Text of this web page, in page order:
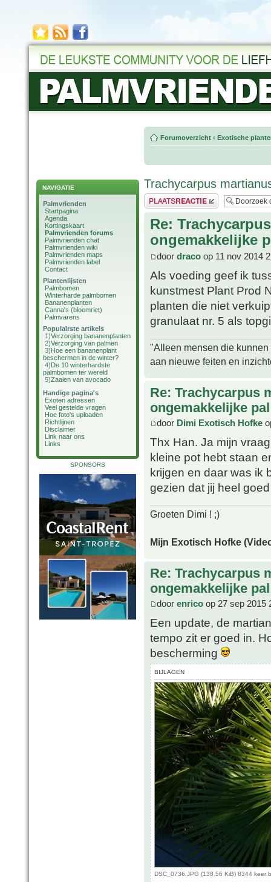
NAVIGATIE
Palmvrienden
Startpagina
Agenda
Kortingskaart
Palmvrienden forums
Palmvrienden chat
Palmvrienden wiki
Palmvrienden maps
Palmvrienden label
Contact
Plantenlijsten
Palmbomen
Winterharde palmbomen
Bananenplanten
Canna's (bloemriet)
Palmvarens
Populairste artikels
1)Verzorging bananenplanten
2)Verzorging van palmen
3)Hoe een bananenplant
beschermen in de winter?
4)De 10 winterhardste
palmbomen ter wereld
5)Zaaien van avocado
Handige pagina's
Exoten adressen
Veel gestelde vragen
Hoe foto's uploaden
Richtlijnen
Disclaimer
Link naar ons
Links
SPONSORS
Forumoverzicht ‹ Exotische
Trachycarpus
Plaats een reactie
Re:
ongemakkelijke
door draco op 11 nov 2014
Als voeding geef ik
kunstmest Plant Prod
planten die niet
granulaat nr. 5 als
"Alleen mensen die
aan nieuwe feiten en
Re: Trachycarpus
ongemakkelijke pal
door Dimi Exotisch Hofke
Thx Han. Ja mijn
kleine pot hebt staan
krijgen en daar was ik
gezien dat jij heel
Groeten Dimi ! ;)
Mijn Exotisch Hofke
Re: Trachycarpus
ongemakkelijke pal
door enrico op 27 sep 2015
Een update, de
tempo zit er goed in.
bescherming
BIJLAGEN
DSC_0736.JPG (138.56 KiB) 8344 keer